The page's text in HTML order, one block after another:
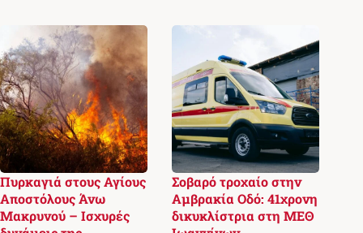
Πυρκαγιά στους Αγίους
Αποστόλους Άνω
Μακρυνού – Ισχυρές
Σοβαρό τροχαίο στην
Αμβρακία Οδό: 41χρονη
δικυκλίστρια στη ΜΕΘ